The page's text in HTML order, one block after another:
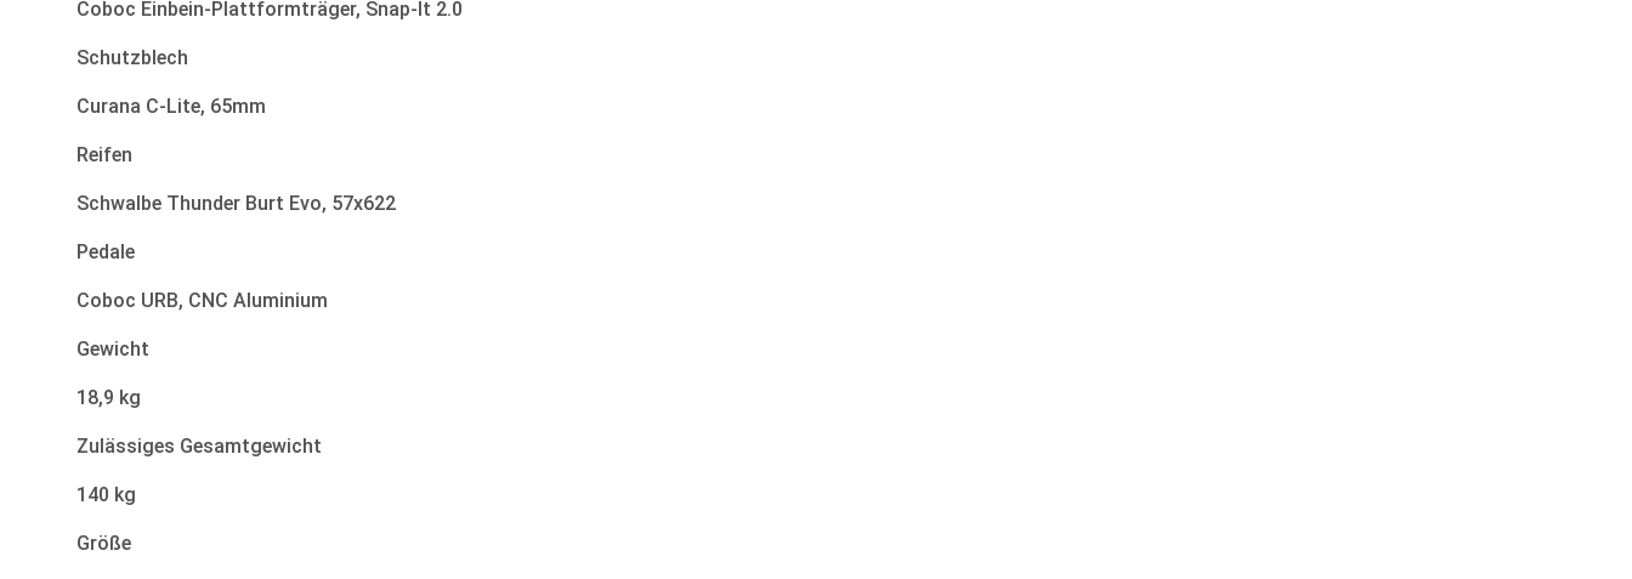
Coboc Einbein-Plattformträger, Snap-It 2.0
Schutzblech
Curana C-Lite, 65mm
Reifen
Schwalbe Thunder Burt Evo, 57x622
Pedale
Coboc URB, CNC Aluminium
Gewicht
18,9 kg
Zulässiges Gesamtgewicht
140 kg
Größe